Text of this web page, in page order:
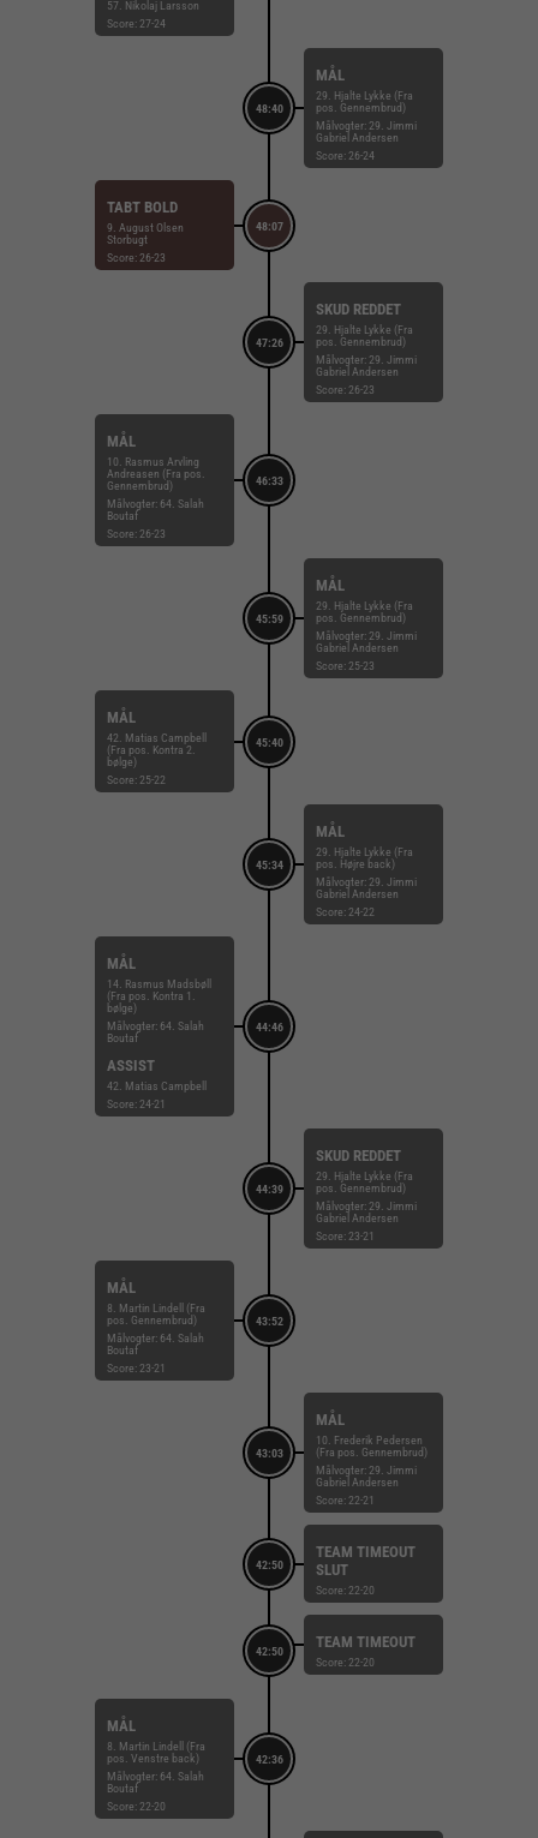
57. Nikolaj Larsson
Score: 27-24
48:40
MÅL
29. Hjalte Lykke (Fra
pos. Gennembrud)
Målvogter: 29. Jimmi
Gabriel Andersen
Score: 26-24
48:07
TABT BOLD
9. August Olsen
Storbugt
Score: 26-23
47:26
SKUD REDDET
29. Hjalte Lykke (Fra
pos. Gennembrud)
Målvogter: 29. Jimmi
Gabriel Andersen
Score: 26-23
46:33
MÅL
10. Rasmus Arvling
Andreasen (Fra pos.
Gennembrud)
Målvogter: 64. Salah
Boutaf
Score: 26-23
45:59
MÅL
29. Hjalte Lykke (Fra
pos. Gennembrud)
Målvogter: 29. Jimmi
Gabriel Andersen
Score: 25-23
45:40
MÅL
42. Matias Campbell
(Fra pos. Kontra 2.
bølge)
Score: 25-22
45:34
MÅL
29. Hjalte Lykke (Fra
pos. Højre back)
Målvogter: 29. Jimmi
Gabriel Andersen
Score: 24-22
44:46
MÅL
14. Rasmus Madsbøll
(Fra pos. Kontra 1.
bølge)
Målvogter: 64. Salah
Boutaf
ASSIST
42. Matias Campbell
Score: 24-21
44:39
SKUD REDDET
29. Hjalte Lykke (Fra
pos. Gennembrud)
Målvogter: 29. Jimmi
Gabriel Andersen
Score: 23-21
43:52
MÅL
8. Martin Lindell (Fra
pos. Gennembrud)
Målvogter: 64. Salah
Boutaf
Score: 23-21
43:03
MÅL
10. Frederik Pedersen
(Fra pos. Gennembrud)
Målvogter: 29. Jimmi
Gabriel Andersen
Score: 22-21
42:50
TEAM TIMEOUT
SLUT
Score: 22-20
42:50
TEAM TIMEOUT
Score: 22-20
42:36
MÅL
8. Martin Lindell (Fra
pos. Venstre back)
Målvogter: 64. Salah
Boutaf
Score: 22-20